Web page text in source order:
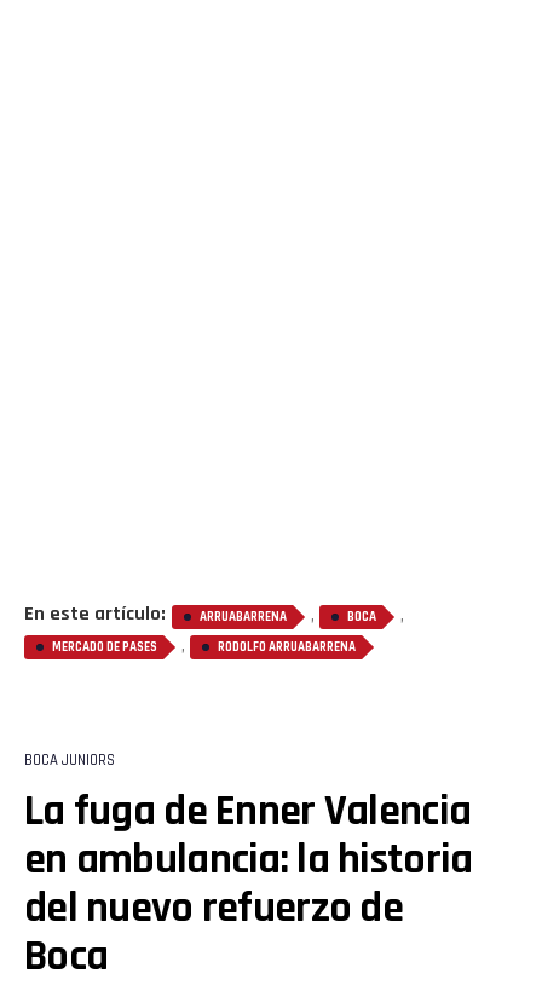
En este artículo: ARRUABARRENA , BOCA ,
MERCADO DE PASES , RODOLFO ARRUABARRENA
BOCA JUNIORS
La fuga de Enner Valencia
en ambulancia: la historia
del nuevo refuerzo de
Boca